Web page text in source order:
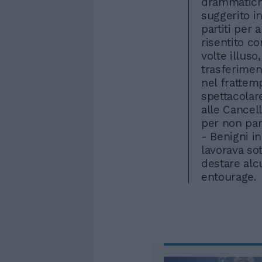
suggerito
partiti per
risentito
volte
nel
alle
per non
- Benigni
lavorava
destare
entourage.